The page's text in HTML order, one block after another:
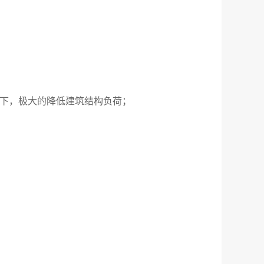
，极大的降低建筑结构负荷；